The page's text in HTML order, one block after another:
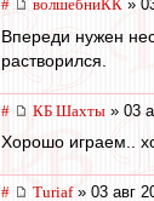
# волшебниКК »
Впереди нужен
растворился.
# КБ Шахты » 03
Хорошо играем..
# Turiaf» 03 авг